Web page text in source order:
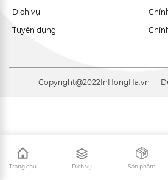
Dịch vụ
Tuyển dụng
Copyright@2022InHongHa.vn
Trang chủ Dịch vụ Sản phẩm